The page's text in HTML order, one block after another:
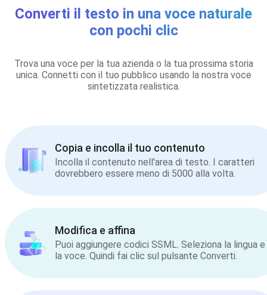
Converti il testo in una voce naturale
con pochi clic
Trova una voce per la tua azienda o la tua prossima storia
unica. Connetti con il tuo pubblico usando la nostra voce
sintetizzata realistica.
Copia e incolla il tuo contenuto
Incolla il contenuto nell'area di testo. I caratteri
dovrebbero essere meno di 5000 alla volta.
Modifica e affina
Puoi aggiungere codici SSML. Seleziona la lingua e
la voce. Quindi fai clic sul pulsante Converti.